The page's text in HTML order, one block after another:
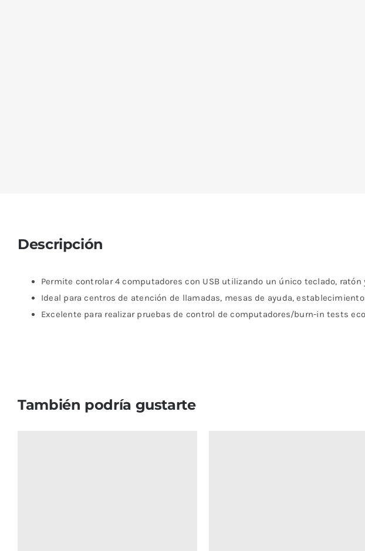
Descripción
Permite controlar 4 computadores con USB utilizando un único teclado, ratón
Ideal para centros de atención de llamadas, mesas de ayuda,
Excelente para realizar pruebas de control de computadores/burn-in tests
También podría gustarte